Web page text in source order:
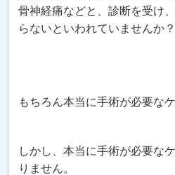
骨神経痛などと、診断を受け
らないといわれていませんか？
もちろん本当に手術が必要な
しかし、本当に手術が必要な
りません。